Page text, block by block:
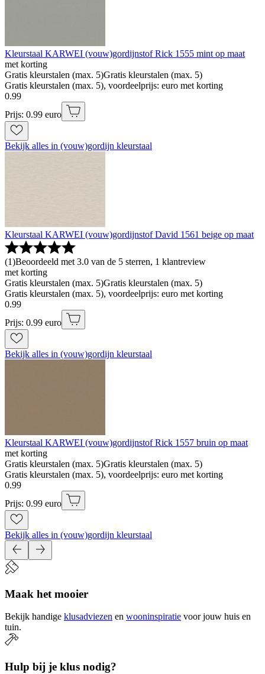
Kleurstaal KARWEI (vouw)gordijnstof Rick 1555 mint op maat
met korting
Gratis kleurstalen (max. 5)Gratis kleurstalen (max. 5)
Gratis kleurstalen (max. 5), voordeelprijs: euro met korting
0.99
Prijs: 0.99 euro
Bekijk alles in (vouw)gordijn kleurstaal
Kleurstaal KARWEI (vouw)gordijnstof David 1561 beige op maat
(1)Beoordeeld met 3.0 van de 5 sterren, 1 klantreview
met korting
Gratis kleurstalen (max. 5)Gratis kleurstalen (max. 5)
Gratis kleurstalen (max. 5), voordeelprijs: euro met korting
0.99
Prijs: 0.99 euro
Bekijk alles in (vouw)gordijn kleurstaal
Kleurstaal KARWEI (vouw)gordijnstof Rick 1557 bruin op maat
met korting
Gratis kleurstalen (max. 5)Gratis kleurstalen (max. 5)
Gratis kleurstalen (max. 5), voordeelprijs: euro met korting
0.99
Prijs: 0.99 euro
Bekijk alles in (vouw)gordijn kleurstaal
Maak het mooier
Bekijk handige klusadviezen en wooninspiratie voor jouw huis en
tuin.
Hulp bij je klus nodig?